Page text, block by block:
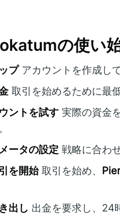
の使い
プアカウントを作成し
取引を始めるために最
ントを試す 実際の資金
ータの設定 戦略に合わ
を開始取引を始め、
出し 出金を要求し、24